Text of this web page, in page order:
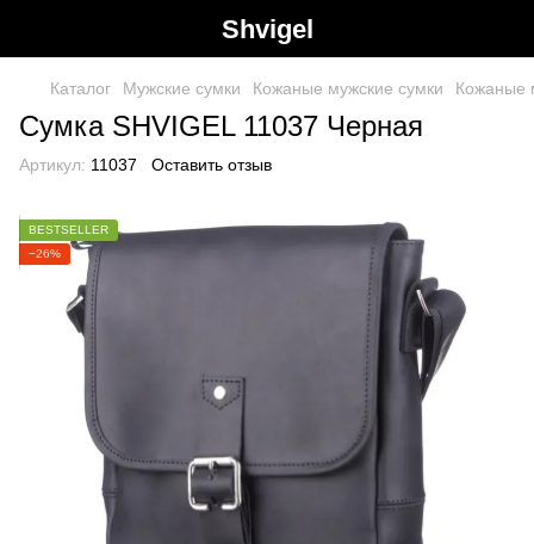
Shvigel
Каталог Мужские сумки Кожаные мужские сумки Кожаные
Сумка SHVIGEL 11037 Черная
Артикул: 11037 Оставить отзыв
BESTSELLER
−26%